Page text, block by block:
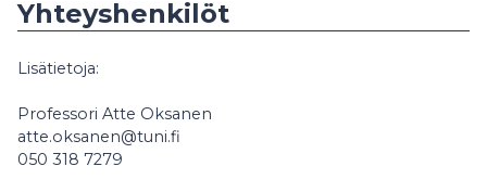
Yhteyshenkilöt
Lisätietoja:
Professori Atte Oksanen
atte.oksanen@tuni.fi
050 318 7279